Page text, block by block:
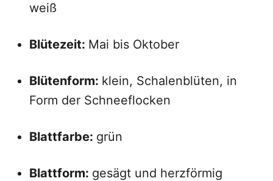
weiß
Blütezeit: Mai bis Oktober
Blütenform: klein, Schalenblüten, in
Form der Schneeflocken
Blattfarbe: grün
Blattform: gesägt und herzförmig